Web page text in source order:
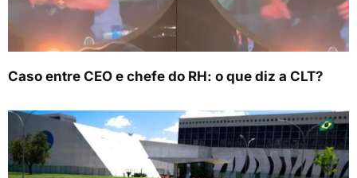
Caso entre CEO e chefe do RH: o que diz a CLT?